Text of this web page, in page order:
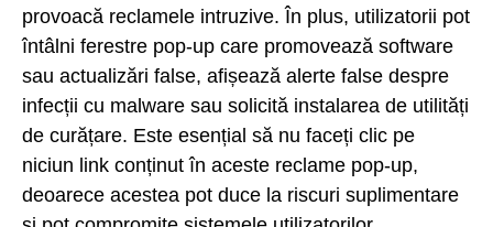
provoacă reclamele intruzive. În plus, utilizatorii pot
întâlni ferestre pop-up care promovează software
sau actualizări false, afișează alerte false despre
infecții cu malware sau solicită instalarea de utilități
de curățare. Este esențial să nu faceți clic pe
niciun link conținut în aceste reclame pop-up,
deoarece acestea pot duce la riscuri suplimentare